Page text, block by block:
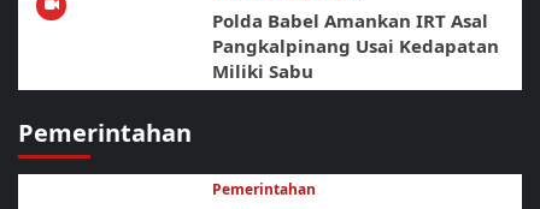
Polda Babel Amankan IRT Asal
Pangkalpinang Usai Kedapatan
Miliki Sabu
Pemerintahan
Pemerintahan